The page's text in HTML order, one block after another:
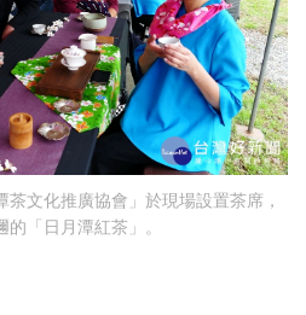
文化推廣協會」於現場設置茶席，
的「日月潭紅茶」。